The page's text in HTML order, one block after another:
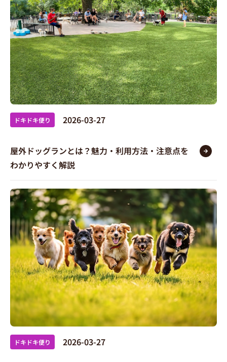
ドキドキ便り 2026-03-27
屋外ドッグランとは？魅力・利用方法・注意点を
わかりやすく解説
ドキドキ便り 2026-03-27